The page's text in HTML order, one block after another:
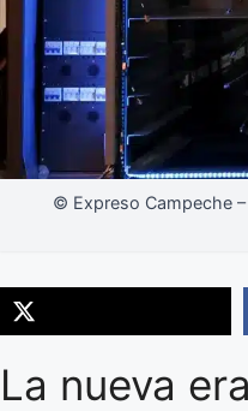
© Expreso Campeche
La nueva